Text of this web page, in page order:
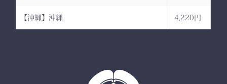
【沖縄】沖縄 4,220円